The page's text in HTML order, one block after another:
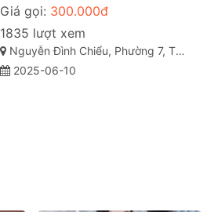
Giá gọi: 300.000đ
1835 lượt xem
Nguyễn Đình Chiểu, Phường 7, TP Tuy Hòa, Phú Yên
2025-06-10